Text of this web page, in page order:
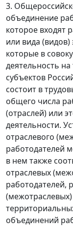
3.
объединение
которое входят
или вида
которые в
деятельность
субъектов
состоит в
общего числа
(отраслей) или
деятельности.
отраслевого
работодателей
в нем также
отраслевых
работодателей,
объединений